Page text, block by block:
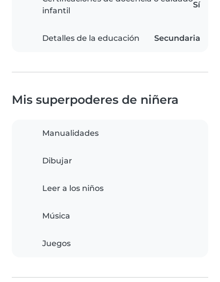
infantil
Sí
Detalles de la educación Secundaria
Mis superpoderes de niñera
Manualidades
Dibujar
Leer a los niños
Música
Juegos